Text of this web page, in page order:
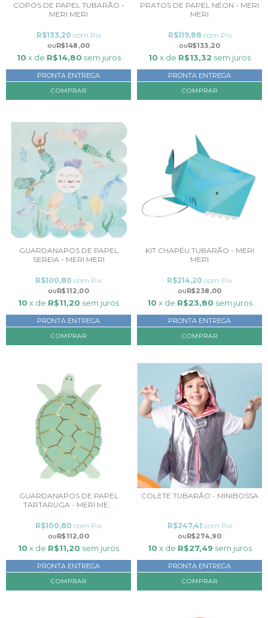
COPOS DE PAPEL TUBARÃO -
MERI MERI
R$148,00
R$133,20 com Pix
10 x de R$14,80 sem juros
PRONTA ENTREGA
PRATOS DE PAPEL NÉON - MERI
MERI
R$133,20
R$119,88 com Pix
10 x de R$13,32 sem juros
PRONTA ENTREGA
GUARDANAPOS DE PAPEL
SEREIA - MERI MERI
R$112,00
R$100,80 com Pix
10 x de R$11,20 sem juros
PRONTA ENTREGA
KIT CHAPÉU TUBARÃO - MERI
MERI
R$238,00
R$214,20 com Pix
10 x de R$23,80 sem juros
PRONTA ENTREGA
GUARDANAPOS DE PAPEL
TARTARUGA - MERI ME...
R$112,00
R$100,80 com Pix
10 x de R$11,20 sem juros
PRONTA ENTREGA
COLETE TUBARÃO - MINIBOSSA
R$274,90
R$247,41 com Pix
10 x de R$27,49 sem juros
PRONTA ENTREGA
COMPRAR